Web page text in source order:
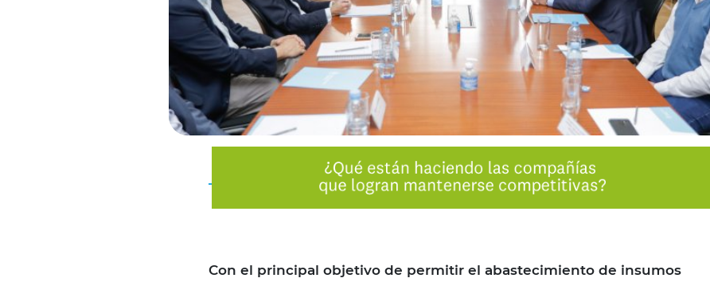
Con el principal objetivo de permitir el abastecimiento de insumos